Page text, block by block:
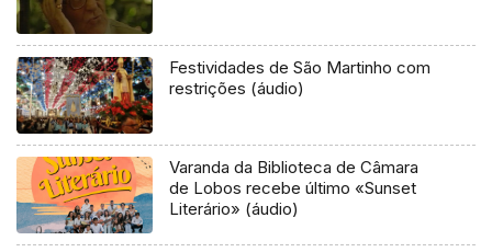
Festividades de São Martinho com
restrições (áudio)
Varanda da Biblioteca de Câmara
de Lobos recebe último «Sunset
Literário» (áudio)